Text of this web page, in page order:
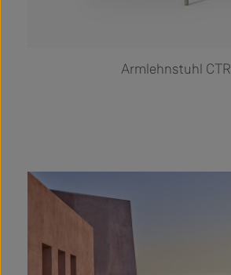
Armlehnstuhl CTR